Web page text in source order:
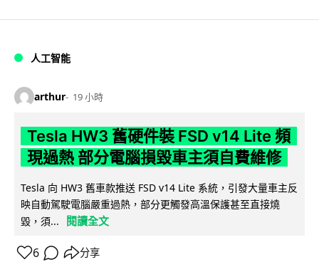
人工智能
arthur 19 小時
Tesla HW3 舊硬件裝 FSD v14 Lite 頻
現過熱 部分電腦損毀車主須自費維修
Tesla 向 HW3 舊車款推送 FSD v14 Lite 系統，引發大量車主反
映自動駕駛電腦嚴重過熱，部分更觸發高溫保護甚至直接燒
毀，須...
閱讀全文
6 分享